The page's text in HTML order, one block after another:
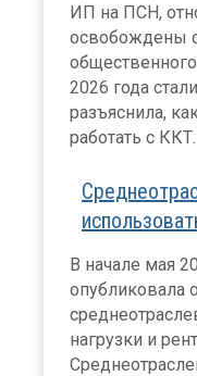
ИП на ПСН,
освобождены
2026 года
разъяснила,
работать с ККТ.
В начале мая
опубликовала
нагрузки и